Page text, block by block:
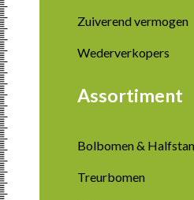
Zuiverend vermogen
Wederverkopers
Assortiment
Bolbomen &
Treurbomen